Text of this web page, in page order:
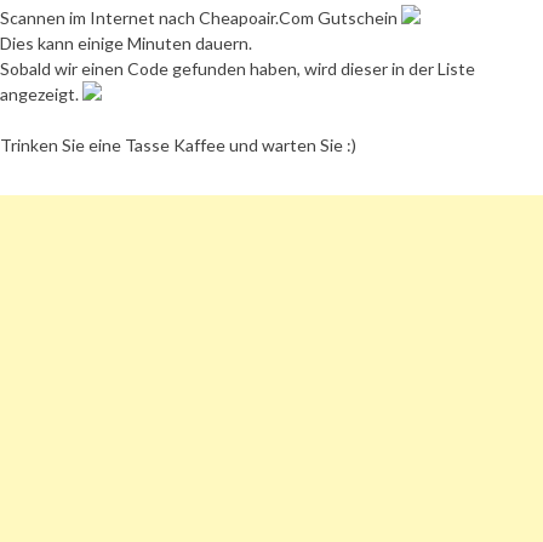
Scannen im Internet nach Cheapoair.Com Gutschein
Dies kann einige Minuten dauern.
Sobald wir einen Code gefunden haben, wird dieser in der Liste
angezeigt.
Trinken Sie eine Tasse Kaffee und warten Sie :)